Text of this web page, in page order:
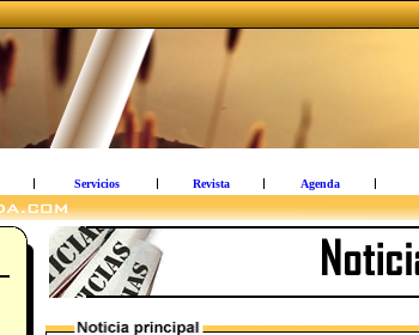
Servicios Revista Agenda